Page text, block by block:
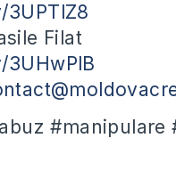
Filat
#manipulare